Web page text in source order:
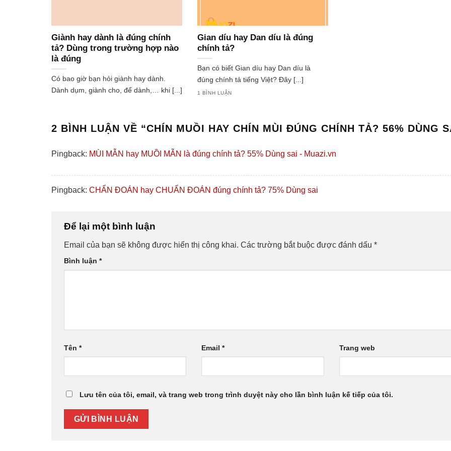
Giành hay dành là đúng chính
tả? Dùng trong trường hợp nào
là đúng
Có bao giờ bạn hỏi giành hay dành.
Dành dụm, giành cho, để dành,… khi [...]
Gian díu hay Dan díu là đúng
chính tả?
Bạn có biết Gian díu hay Dan díu là
đúng chính tả tiếng Việt? Đây [...]
1 BÌNH LUẬN
2 BÌNH LUẬN VỀ “CHÍN MUỒI HAY CHÍN MÙI ĐÚNG CHÍNH TẢ? 56% DÙNG
Pingback: MÙI MẪN hay MUỒI MẪN là đúng chính tả? 55% Dùng sai - Muazi.vn
Pingback: CHẨN ĐOÁN hay CHUẨN ĐOÁN đúng chính tả? 75% Dùng sai
Để lại một bình luận
Email của bạn sẽ không được hiển thị công khai. Các trường bắt buộc được đánh dấu *
Bình luận *
Tên * Email* Trang web
Lưu tên của tôi, email, và trang web trong trình duyệt này cho lần bình luận kế tiếp của tôi.